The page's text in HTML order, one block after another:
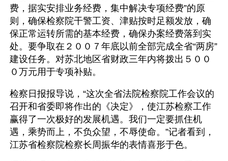
费，据实安排业务经费，集中解决专项经费”的原
则，确保检察院干警工资、津贴按时足额发放，确
保正常运转所需的基本经费，确保办案经费落到实
处。要争取在２００７年底以前全部完成全省“两房”
建设任务。对苏北地区省财政三年内将拨出５００
０万元用于专项补贴。
检察日报报导说，“这次全省法院检察院工作会议的
召开和省委即将作出的《决定》，使江苏检察工作
赢得了一次极好的发展机遇。我们一定要抓住机
遇，乘势而上，不负众望，不辱使命。”记者看到，
江苏省检察院检察长周振华的表情喜形于色。